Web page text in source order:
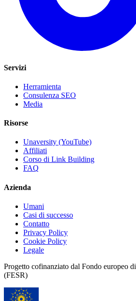
Servizi
Herramienta
Consulenza SEO
Media
Risorse
Unaversity (YouTube)
Affiliati
Corso di Link Building
FAQ
Azienda
Umani
Casi di successo
Contatto
Privacy Policy
Cookie Policy
Legale
Progetto cofinanziato dal Fondo europeo
(FESR)